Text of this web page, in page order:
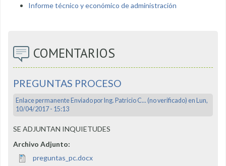
Informe técnico y económico de administración
COMENTARIOS
PREGUNTAS PROCESO
Enlace permanente Enviado por Ing. Patricio C... (no verificado) en Lun,
10/04/2017 - 15:13
SE ADJUNTAN INQUIETUDES
Archivo Adjunto:
preguntas_pc.docx